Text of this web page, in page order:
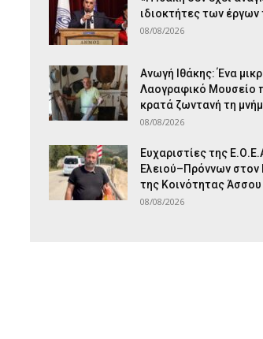
ιδιοκτήτες των έργων
08/08/2026
Ανωγή Ιθάκης: Ένα
Λαογραφικό Μουσείο
κρατά ζωντανή τη
08/08/2026
Ευχαριστίες της
Ελειού–Πρόννων
της Κοινότητας Άσσου
08/08/2026